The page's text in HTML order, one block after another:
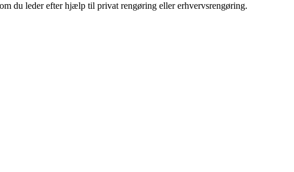
du leder efter hjælp til privat rengøring eller erhvervsrengøring.